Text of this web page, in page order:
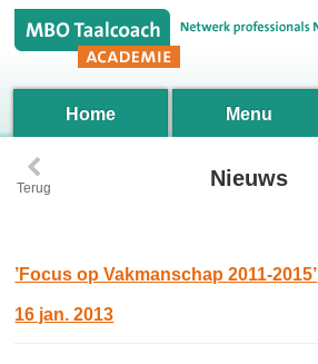
Home Menu
‹
Terug Nieuws
’Focus op Vakmanschap 2011-2015’
16 jan. 2013